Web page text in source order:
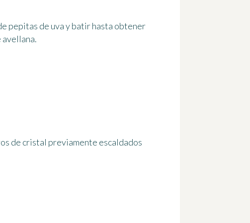
pepitas de uva y batir hasta obtener
avellana.
de cristal previamente escaldados